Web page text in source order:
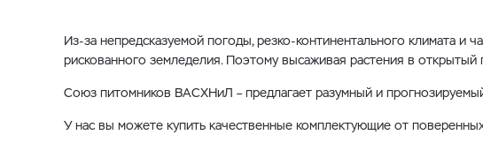
Из-за непредсказуемой погоды, резко-континентального климата
рискованного земледелия. Поэтому высаживая растения в
Союз питомников ВАСХНиЛ – предлагает разумный и
У нас вы можете купить качественные комплектующие от